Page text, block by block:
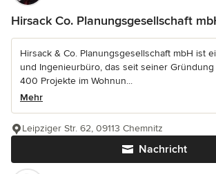
Hirsack Co. Planungsgesellschaft
Hirsack & Co. Planungsgesellschaft mbH ist
und Ingenieurbüro, das seit seiner Gründung
400 Projekte im Wohnun...
Mehr
Nachricht
Leipziger Str. 62, 09113 Chemnitz